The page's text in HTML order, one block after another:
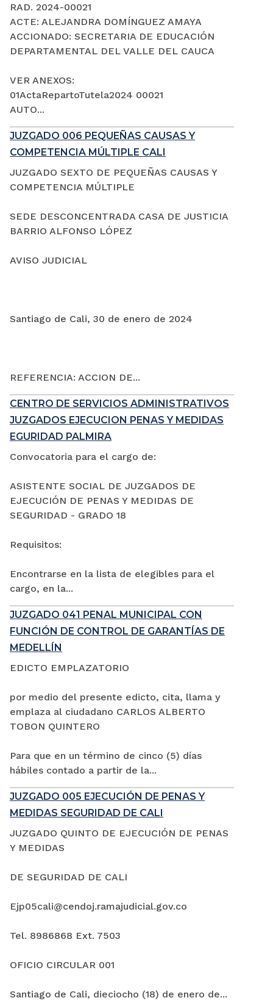
RAD. 2024-00021
ACTE: ALEJANDRA DOMÍNGUEZ AMAYA
ACCIONADO: SECRETARIA DE EDUCACIÓN
DEPARTAMENTAL DEL VALLE DEL CAUCA
VER ANEXOS:
01ActaRepartoTutela2024 00021
AUTO...
JUZGADO 006 PEQUEÑAS CAUSAS Y
COMPETENCIA MÚLTIPLE CALI
JUZGADO SEXTO DE PEQUEÑAS CAUSAS Y
COMPETENCIA MÚLTIPLE
SEDE DESCONCENTRADA CASA DE JUSTICIA
BARRIO ALFONSO LÓPEZ
AVISO JUDICIAL
Santiago de Cali, 30 de enero de 2024
REFERENCIA: ACCION DE...
CENTRO DE SERVICIOS ADMINISTRATIVOS
JUZGADOS EJECUCION PENAS Y MEDIDAS
EGURIDAD PALMIRA
Convocatoria para el cargo de:
ASISTENTE SOCIAL DE JUZGADOS DE
EJECUCIÓN DE PENAS Y MEDIDAS DE
SEGURIDAD - GRADO 18
Requisitos:
Encontrarse en la lista de elegibles para el
cargo, en la...
JUZGADO 041 PENAL MUNICIPAL CON
FUNCIÓN DE CONTROL DE GARANTÍAS DE
MEDELLÍN
EDICTO EMPLAZATORIO
por medio del presente edicto, cita, llama y
emplaza al ciudadano CARLOS ALBERTO
TOBON QUINTERO
Para que en un término de cinco (5) días
hábiles contado a partir de la...
JUZGADO 005 EJECUCIÓN DE PENAS Y
MEDIDAS SEGURIDAD DE CALI
JUZGADO QUINTO DE EJECUCIÓN DE PENAS
Y MEDIDAS
DE SEGURIDAD DE CALI
Ejp05cali@cendoj.ramajudicial.gov.co
Tel. 8986868 Ext. 7503
OFICIO CIRCULAR 001
Santiago de Cali, dieciocho (18) de enero de...